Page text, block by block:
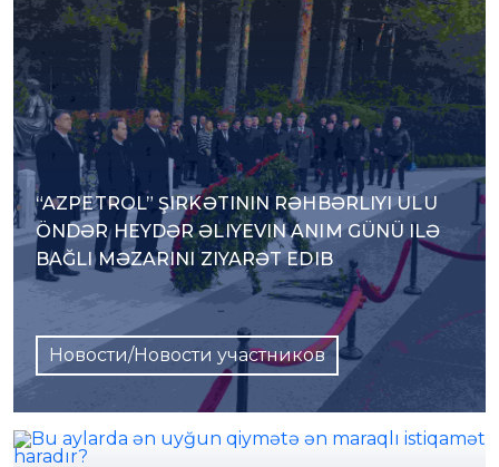
“AZPETROL” ŞIRKƏTININ RƏHBƏRLIYI ULU
ÖNDƏR HEYDƏR ƏLIYEVIN ANIM GÜNÜ ILƏ
BAĞLI MƏZARINI ZIYARƏT EDIB
Новости/Новости участников